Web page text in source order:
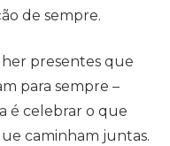
de sempre.
presentes que
para sempre –
é celebrar o que
caminham juntas.